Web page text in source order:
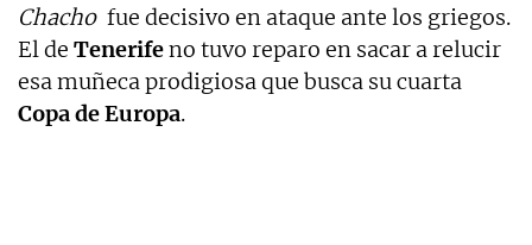
Chacho fue decisivo en ataque ante los griegos.
El de Tenerifeno tuvo reparo en sacar a relucir
esa muñeca prodigiosa que busca su cuarta
Copa de Europa.